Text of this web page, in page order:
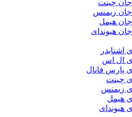
چینت
زیمنس
هیمل
هیوندای
اشنایدر
ال اس
پارس فانال
چینت
زیمنس
هیمل
هیوندای